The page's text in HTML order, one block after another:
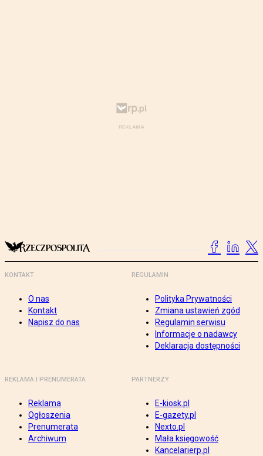
KONTAKT
O nas
Kontakt
Napisz do nas
REGULAMIN
Polityka Prywatności
Zmiana ustawień zgód
Regulamin serwisu
Informacje o nadawcy
Deklaracja dostępności
REKLAMA I PRENUMERATA
Reklama
Ogłoszenia
Prenumerata
Archiwum
PARTNERZY
E-kiosk.pl
E-gazety.pl
Nexto.pl
Mała księgowość
Kancelarierp.pl